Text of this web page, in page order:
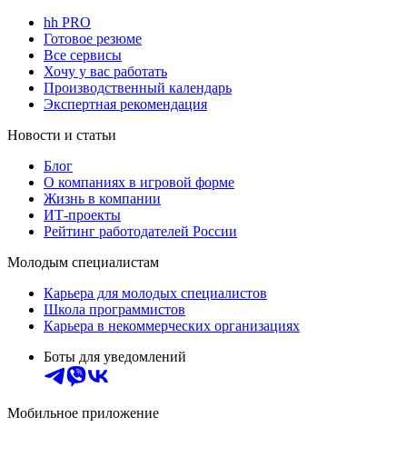
hh PRO
Готовое резюме
Все сервисы
Хочу у вас работать
Производственный календарь
Экспертная рекомендация
Новости и статьи
Блог
О компаниях в игровой форме
Жизнь в компании
ИТ-проекты
Рейтинг работодателей России
Молодым специалистам
Карьера для молодых специалистов
Школа программистов
Карьера в некоммерческих организациях
Боты для уведомлений
Мобильное приложение